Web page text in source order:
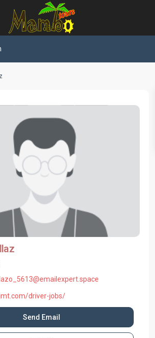
driver-jobs/
Send Email